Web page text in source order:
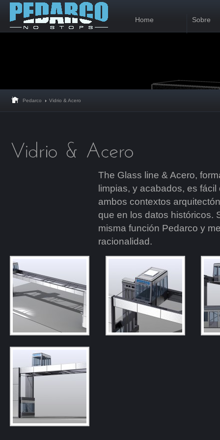
Home Sobre
Pedarco Vidrio & Acero
The Glass line & Acero,
limpias, y acabados, es fácil
ambos contextos
que en los datos históricos.
misma función Pedarco y
racionalidad.